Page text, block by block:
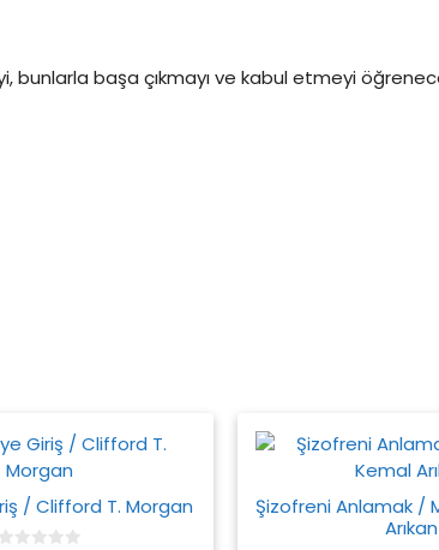
başa çıkmayı ve kabul etmeyi
/ Clifford T. Morgan
Şizofreni Anlamak /
Arıkan